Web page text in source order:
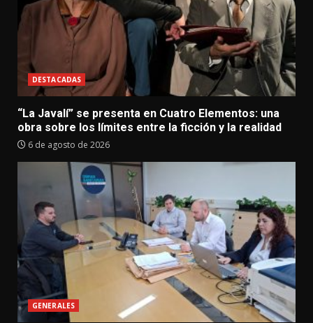
DESTACADAS
“La Javalí” se presenta en Cuatro Elementos: una
obra sobre los límites entre la ficción y la realidad
6 de agosto de 2026
GENERALES